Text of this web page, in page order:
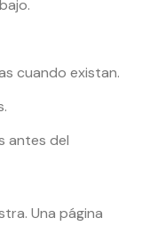
cuando existan.
antes del
Una página